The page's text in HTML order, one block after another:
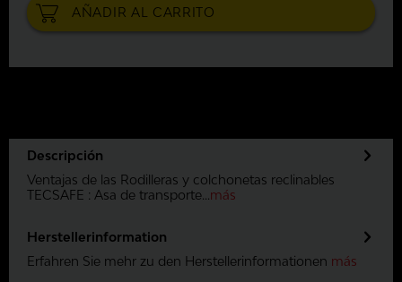
AÑADIR AL CARRITO
Descripción
Ventajas de las Rodilleras y colchonetas reclinables
TECSAFE : Asa de transporte... más
Herstellerinformation
Erfahren Sie mehr zu den Herstellerinformationen más